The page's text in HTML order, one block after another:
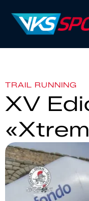
TRAIL RUNNING
XV